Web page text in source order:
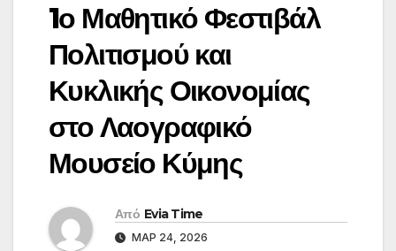
1ο Μαθητικό Φεστιβάλ
Πολιτισμού και
Κυκλικής Οικονομίας
στο Λαογραφικό
Μουσείο Κύμης
Από Evia Time
ΜΑΡ 24, 2026